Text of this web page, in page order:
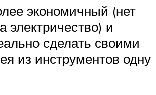
экономичный (нет
электричество) и
сделать своими
из инструментов одну